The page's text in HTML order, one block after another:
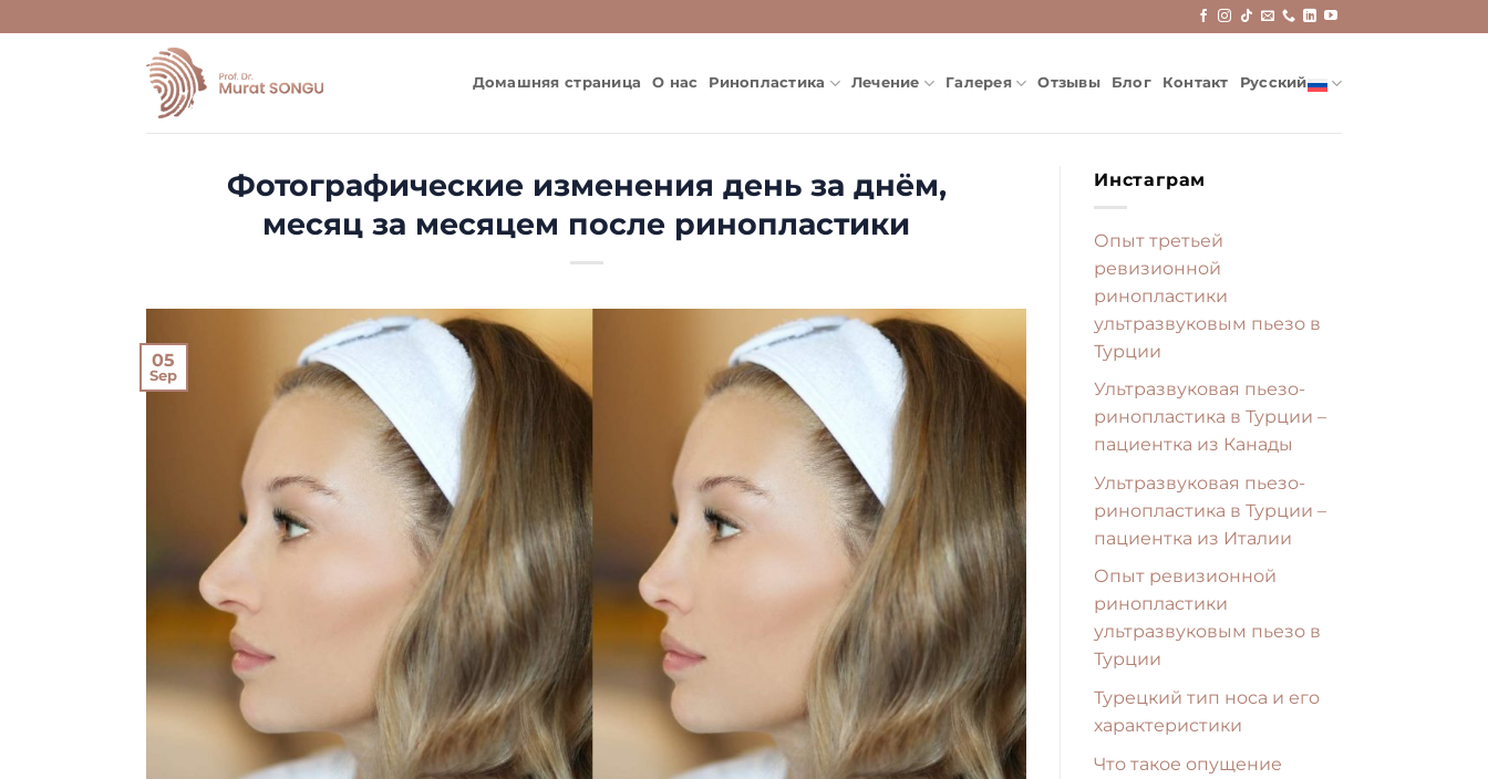
Домашняя страница О нас Ринопластика Лечение Галерея Отзывы Блог Контакт Русский
Фотографические изменения день за днём,
месяц за месяцем после ринопластики
05
Sep
Инстаграм
Опыт третьей
ревизионной
ринопластики
ультразвуковым пьезо в
Турции
Ультразвуковая пьезо-
ринопластика в Турции –
пациентка из Канады
Ультразвуковая пьезо-
ринопластика в Турции –
пациентка из Италии
Опыт ревизионной
ринопластики
ультразвуковым пьезо в
Турции
Турецкий тип носа и его
характеристики
Что такое опущение